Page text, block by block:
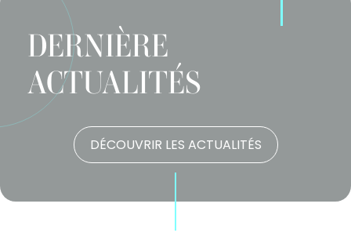
DERNIÈRE
ACTUALITÉS
DÉCOUVRIR LES ACTUALITÉS